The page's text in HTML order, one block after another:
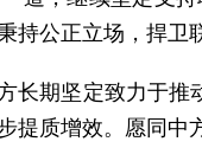
持公正立场，捍
长期坚定致力于
提质增效。愿同